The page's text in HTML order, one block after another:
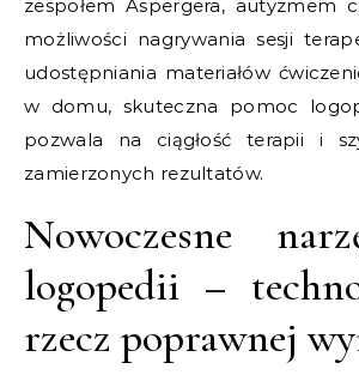
zespołem Aspergera, autyzmem
możliwości nagrywania sesji
udostępniania materiałów
w domu, skuteczna pomoc
pozwala na ciągłość terapii i
zamierzonych rezultatów.
Nowoczesne
logopedii –
rzecz poprawnej